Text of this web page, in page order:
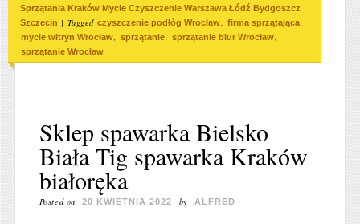
Sprzątania Kraków Mycie Czyszczenie Warszawa Łódź Bydgoszcz
Szczecin | Tagged czyszczenie podłóg Wrocław firma sprzątająca
mycie witryn Wrocław sprzątanie sprzątanie biur Wrocław
sprzątanie Wrocław |
Sklep spawarka Bielsko
Biała Tig spawarka Kraków
białoręka
Posted on 20 KWIETNIA 2022 by ALFRED